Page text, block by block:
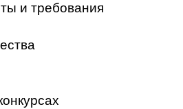
и требования